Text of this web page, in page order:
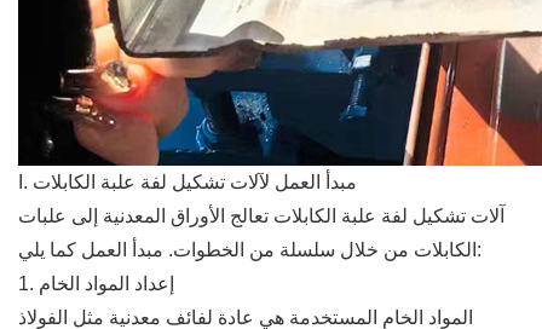
I. مبدأ العمل لآلات تشكيل لفة علبة الكابلات
آلات تشكيل لفة علبة الكابلات تعالج الأوراق المعدنية إلى علبات
الكابلات من خلال سلسلة من الخطوات. مبدأ العمل كما يلي:
1. إعداد المواد الخام
المواد الخام المستخدمة هي عادة لفائف معدنية مثل الفولاذ